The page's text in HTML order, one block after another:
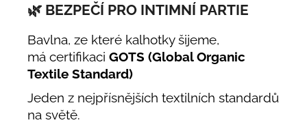
🌿 BEZPEČÍ PRO INTIMNÍ PARTIE
Bavlna, ze které kalhotky šijeme,
má certifikaci GOTS (Global Organic
Textile Standard)
Jeden z nejpřísnějších textilních standardů
na světě.